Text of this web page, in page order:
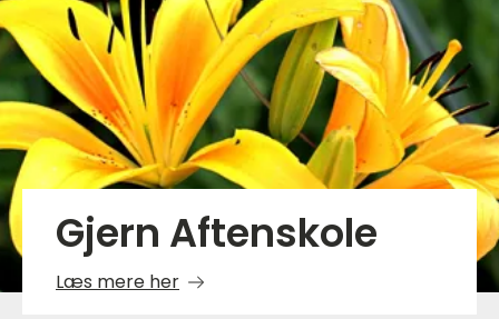
Gjern Aftenskole
Læs mere her